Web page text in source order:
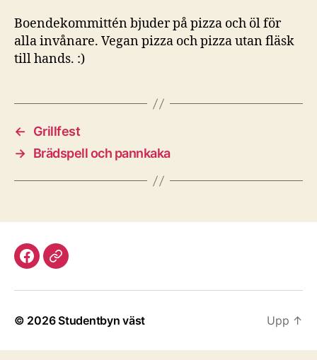
Boendekommittén bjuder på pizza och öl för
alla invånare. Vegan pizza och pizza utan fläsk
till hands. :)
←
Grillfest
→ Brädspell och pannkaka
Facebook
Discord
© 2026Studentbyn väst Upp ↑